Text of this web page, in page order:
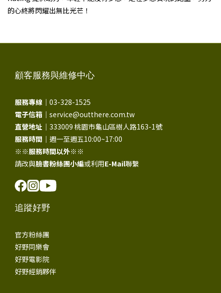
的心終將閃耀出無比光芒！
顧客服務與維修中心
服務專線｜ 03-328-1525
電子信箱｜ service@outthere.com.tw
直營地址｜ 333009 桃園市龜山區樹人路163-1號
服務時間｜ 週一至週五10:00~17:00
※※服務時間以外※※
請改與臉書粉絲團小編或利用E-Mail聯繫
追蹤好野
官方粉絲團
好野同樂會
好野電影院
好野經銷夥伴